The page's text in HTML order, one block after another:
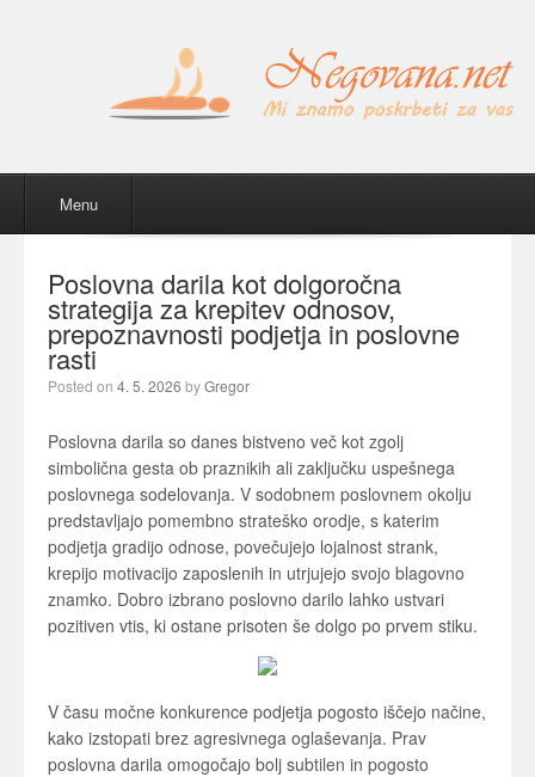
Skip to content
Menu
Poslovna darila kot dolgoročna
strategija za krepitev odnosov,
prepoznavnosti podjetja in poslovne
rasti
Posted on 4. 5. 2026 byGregor
Poslovna darila so danes bistveno več kot zgolj
simbolična gesta ob praznikih ali zaključku uspešnega
poslovnega sodelovanja. V sodobnem poslovnem okolju
predstavljajo pomembno strateško orodje, s katerim
podjetja gradijo odnose, povečujejo lojalnost strank,
krepijo motivacijo zaposlenih in utrjujejo svojo blagovno
znamko. Dobro izbrano poslovno darilo lahko ustvari
pozitiven vtis, ki ostane prisoten še dolgo po prvem stiku.
V času močne konkurence podjetja pogosto iščejo načine,
kako izstopati brez agresivnega oglaševanja. Prav
poslovna darila omogočajo bolj subtilen in pogosto